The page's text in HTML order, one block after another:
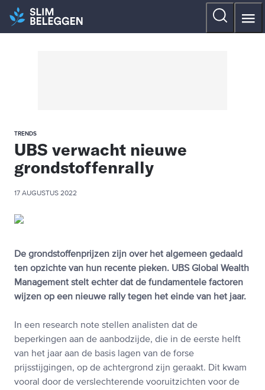
TRENDS
UBS verwacht nieuwe
grondstoffenrally
17 AUGUSTUS 2022
De grondstoffenprijzen zijn over het algemeen gedaald
ten opzichte van hun recente pieken. UBS Global Wealth
Management stelt echter dat de fundamentele factoren
wijzen op een nieuwe rally tegen het einde van het jaar.
In een research note stellen analisten dat de
beperkingen aan de aanbodzijde, die in de eerste helft
van het jaar aan de basis lagen van de forse
prijsstijgingen, op de achtergrond zijn geraakt. Dit kwam
vooral door de verslechterende vooruitzichten voor de